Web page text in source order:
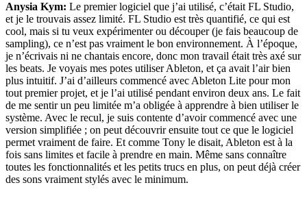
Anysia Kym: Le premier logiciel que j’ai utilisé, c’était FL Studio,
et je le trouvais assez limité. FL Studio est très quantifié, ce qui est
cool, mais si tu veux expérimenter ou découper (je fais beaucoup de
sampling), ce n’est pas vraiment le bon environnement. À l’époque,
je n’écrivais ni ne chantais encore, donc mon travail était très axé sur
les beats. Je voyais mes potes utiliser Ableton, et ça avait l’air bien
plus intuitif. J’ai d’ailleurs commencé avec Ableton Lite pour mon
tout premier projet, et je l’ai utilisé pendant environ deux ans. Le fait
de me sentir un peu limitée m’a obligée à apprendre à bien utiliser le
système. Avec le recul, je suis contente d’avoir commencé avec une
version simplifiée ; on peut découvrir ensuite tout ce que le logiciel
permet vraiment de faire. Et comme Tony le disait, Ableton est à la
fois sans limites et facile à prendre en main. Même sans connaître
toutes les fonctionnalités et les petits trucs en plus, on peut déjà créer
des sons vraiment stylés avec le minimum.